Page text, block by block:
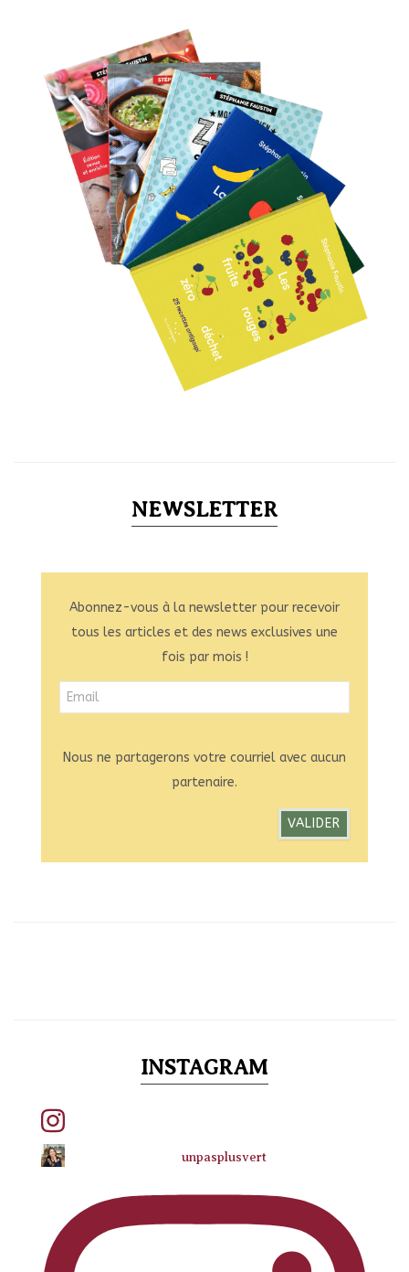
NEWSLETTER
Abonnez-vous à la newsletter pour recevoir
tous les articles et des news exclusives une
fois par mois !
Nous ne partagerons votre courriel avec aucun
partenaire.
INSTAGRAM
unpasplusvert